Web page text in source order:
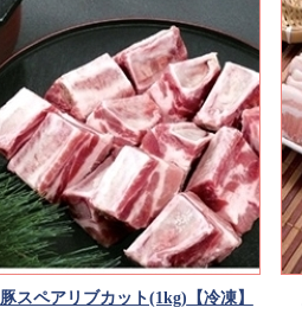
豚スペアリブカット(1kg) 【冷凍】